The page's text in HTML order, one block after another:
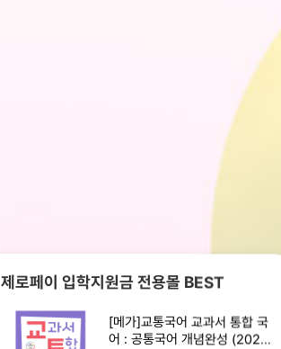
제로페이 입학지원금 전용몰 BEST
[메가]교통국어 교과서 통합 국
어 : 공통국어 개념완성 (2025